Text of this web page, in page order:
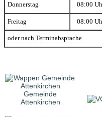
Donnerstag 08:00
Freitag 08:00
oder nach Terminabsprache
Gemeinde
Attenkirchen